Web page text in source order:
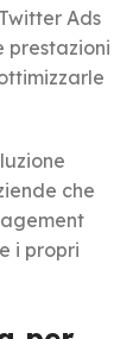
Ads
che
i propri